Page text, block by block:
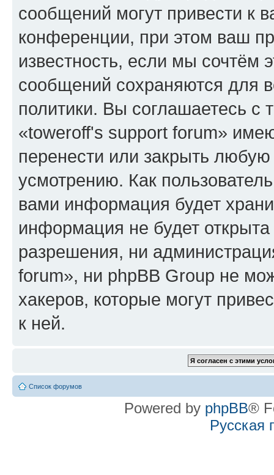
сообщений могут привести к
конференции, при этом ваш
известность, если мы сочтём
сообщений сохраняются для
политики. Вы соглашаетесь
«toweroff's support forum»
перенести или закрыть
усмотрению. Как
вами информация будет
информация не будет
разрешения, ни
forum», ни phpBB Group не
хакеров, которые могут
к ней.
Список форумов
Powered by phpBB®
Русская